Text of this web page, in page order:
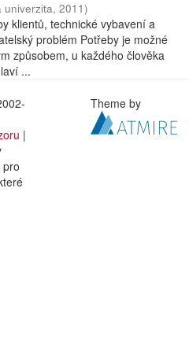
univerzita, 2011)
klientů, technické vybavení a
problém Potřeby je možné
způsobem, u každého člověka
...
|
Theme by